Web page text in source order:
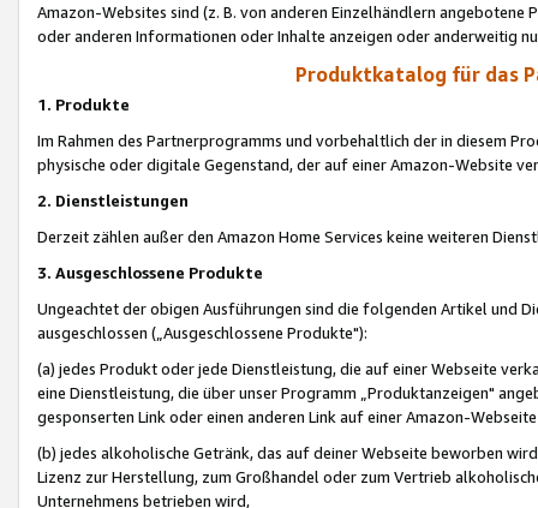
Amazon-Websites sind (z. B. von anderen Einzelhändlern
oder anderen Informationen oder Inhalte anzeigen oder anderweitig
Produktkatalog für das
1. Produkte
Im Rahmen des Partnerprogramms und vorbehaltlich der in diesem
physische oder digitale Gegenstand, der auf einer Amazon-Website
2. Dienstleistungen
Derzeit zählen außer den Amazon Home Services keine weiteren
3. Ausgeschlossene Produkte
Ungeachtet der obigen Ausführungen sind die folgenden Artikel und
ausgeschlossen („Ausgeschlossene Produkte"):
(a) jedes Produkt oder jede Dienstleistung, die auf einer Webseite
eine Dienstleistung, die über unser Programm „Produktanzeigen"
gesponserten Link oder einen anderen Link auf einer Amazon-
(b) jedes alkoholische Getränk, das auf deiner Webseite beworben
Lizenz zur Herstellung, zum Großhandel oder zum Vertrieb
Unternehmens betrieben wird,